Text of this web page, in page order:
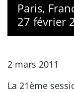
Paris,
27 février
2 mars 2011
La 21ème